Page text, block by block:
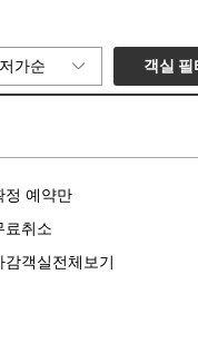
가순 객실
정 예약만
료취소
감객실전체보기